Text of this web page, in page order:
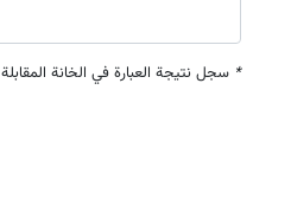
* سجل نتيجة العبارة في الخانة المقابلة